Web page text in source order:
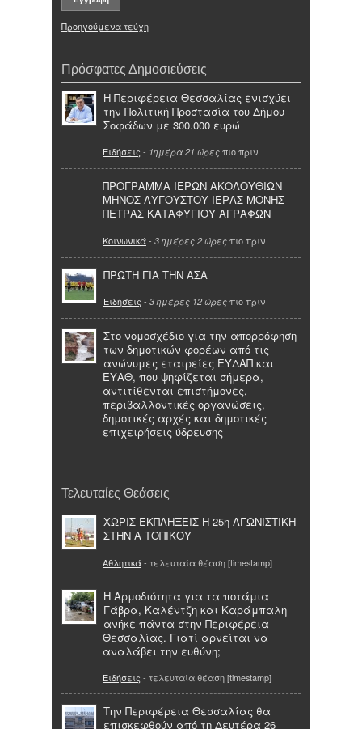
Προηγούμενα τεύχη
Πρόσφατες Δημοσιεύσεις
Η Περιφέρεια Θεσσαλίας ενισχύει
την Πολιτική Προστασία του Δήμου
Σοφάδων με 300.000 ευρώ
Ειδήσεις - 1ημέρα 21 ώρες πιο πριν
ΠΡΟΓΡΑΜΜΑ ΙΕΡΩΝ ΑΚΟΛΟΥΘΙΩΝ
ΜΗΝΟΣ ΑΥΓΟΥΣΤΟΥ ΙΕΡΑΣ ΜΟΝΗΣ
ΠΕΤΡΑΣ ΚΑΤΑΦΥΓΙΟΥ ΑΓΡΑΦΩΝ
Κοινωνικά- 3 ημέρες 2 ώρες πιο πριν
ΠΡΩΤΗ ΓΙΑ ΤΗΝ ΑΣΑ
Ειδήσεις - 3 ημέρες 12 ώρες πιο πριν
Στο νομοσχέδιο για την απορρόφηση
των δημοτικών φορέων από τις
ανώνυμες εταιρείες ΕΥΔΑΠ και
ΕΥΑΘ, που ψηφίζεται σήμερα,
αντιτίθενται επιστήμονες,
περιβαλλοντικές οργανώσεις,
δημοτικές αρχές και δημοτικές
επιχειρήσεις ύδρευσης
Τελευταίες Θεάσεις
ΧΩΡΙΣ ΕΚΠΛΗΞΕΙΣ Η 25η ΑΓΩΝΙΣΤΙΚΗ
ΣΤΗΝ Α ΤΟΠΙΚΟΥ
Αθλητικά- τελευταία θέαση [timestamp]
Η Αρμοδιότητα για τα ποτάμια
Γάβρα, Καλέντζη και Καράμπαλη
ανήκε πάντα στην Περιφέρεια
Θεσσαλίας. Γιατί αρνείται να
αναλάβει την ευθύνη;
Ειδήσεις - τελευταία θέαση [timestamp]
Την Περιφέρεια Θεσσαλίας θα
επισκεφθούν από τη Δευτέρα 26